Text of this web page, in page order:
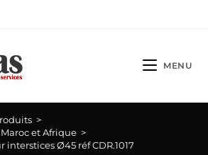
MENU
>
et Afrique >
interstices Ø45 réf CDR.1017